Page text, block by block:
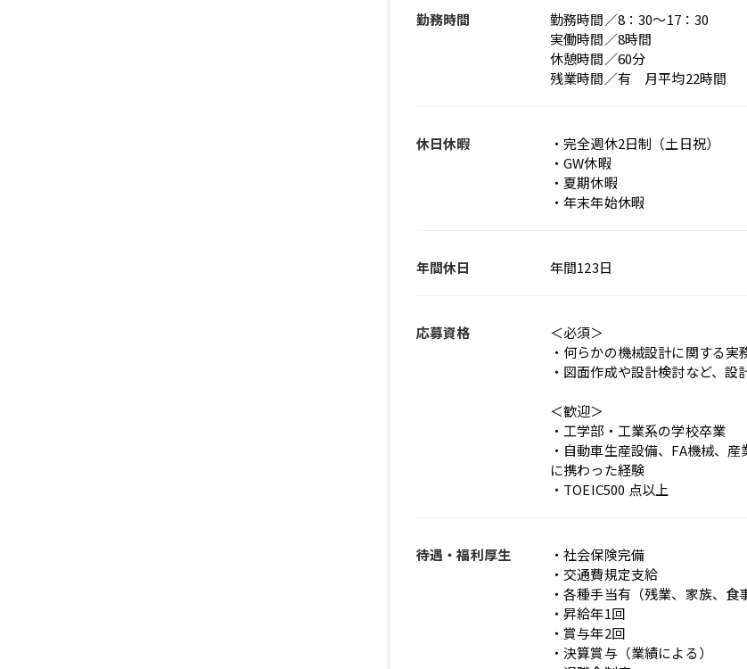
勤務時間
勤務時間／8：30～17：30
実働時間／8時間
休憩時間／60分
残業時間／有 月平均22時間
休日休暇
・完全週休2日制（土日祝）
・GW休暇
・夏期休暇
・年末年始休暇
年間休日 年間123日
応募資格
＜必須＞
・何らかの機械設計に関する
・図面作成や設計検討など、
＜歓迎＞
・工学部・工業系の学校卒業
・自動車生産設備、FA機械、
に携わった経験
・TOEIC500 点以上
待遇・福利厚生
・社会保険完備
・交通費規定支給
・各種手当有（残業、家族、食
・昇給年1回
・賞与年2回
・決算賞与（業績による）